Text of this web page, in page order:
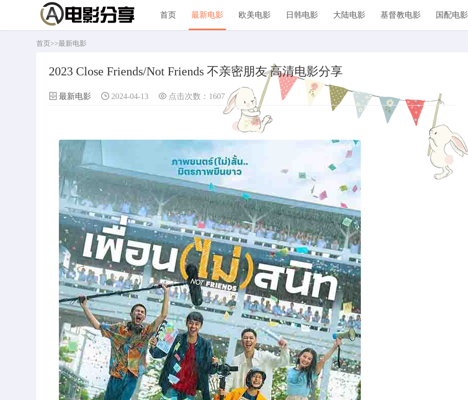
首页 最新电影 欧美电影 日韩电影 大陆电影 基督教电影 国配电影
首页 >>最新电影
2023 Close Friends/Not Friends 不亲密朋友 高清电影分享
最新电影 2024-04-13 点击次数：1607